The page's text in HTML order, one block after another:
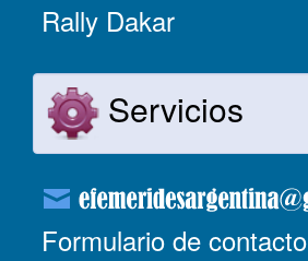
Rally Dakar
Servicios
Formulario de contacto